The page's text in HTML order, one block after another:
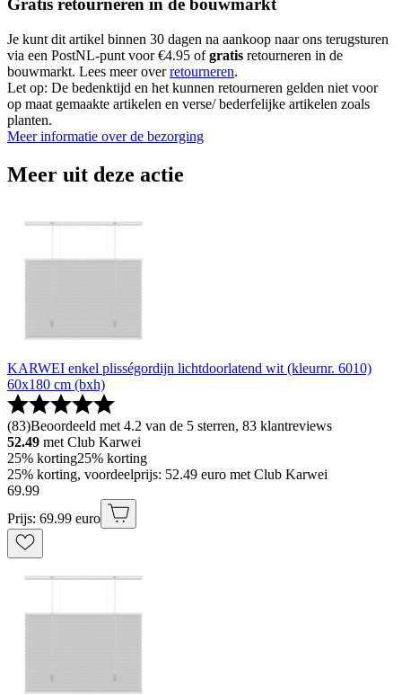
Gratis retourneren in de bouwmarkt
Je kunt dit artikel binnen 30 dagen na aankoop naar ons terugsturen
via een PostNL-punt voor €4.95 ofgratis retourneren in de
bouwmarkt. Lees meer overretourneren.
Let op: De bedenktijd en het kunnen retourneren gelden niet voor
op maat gemaakte artikelen en verse/ bederfelijke artikelen zoals
planten.
Meer informatie over de bezorging
Meer uit deze actie
KARWEI enkel plisségordijn lichtdoorlatend wit (kleurnr. 6010)
60x180 cm (bxh)
(83)Beoordeeld met 4.2 van de 5 sterren, 83 klantreviews
52.49 met Club Karwei
25% korting25% korting
25% korting, voordeelprijs: 52.49 euro met Club Karwei
69.99
Prijs: 69.99 euro